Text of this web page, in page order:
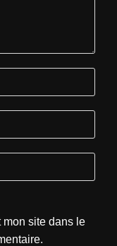
mon site dans le